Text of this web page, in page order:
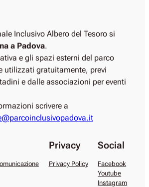
Inclusivo Albero del Tesoro si
a Padova.
e gli spazi esterni del parco
utilizzati gratuitamente, previ
e dalle associazioni per eventi
scrivere a
Privacy
Privacy Policy
Social
Facebook
Youtube
Instagram